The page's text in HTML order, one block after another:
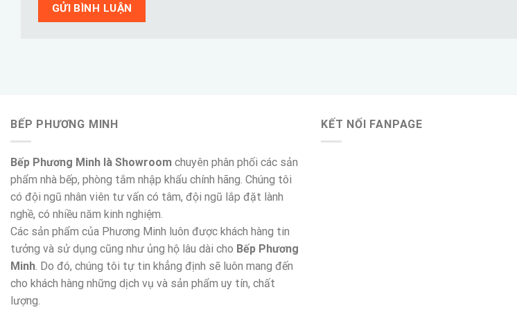
BẾP PHƯƠNG MINH
Bếp Phương Minh là Showroom chuyên phân phối các sản
phẩm nhà bếp, phòng tắm nhập khẩu chính hãng. Chúng tôi
có đội ngũ nhân viên tư vấn có tâm, đội ngũ lắp đặt lành
nghề, có nhiều năm kinh nghiệm.
Các sản phẩm của Phương Minh luôn được khách hàng tin
tưởng và sử dụng cũng như ủng hộ lâu dài cho Bếp Phương
Minh. Do đó, chúng tôi tự tin khẳng định sẽ luôn mang đến
cho khách hàng những dịch vụ và sản phẩm uy tín, chất
lượng.
KẾT NỐI FANPAGE